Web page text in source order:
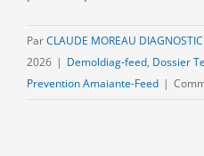
ParCLAUDE MOREAU DIAGNOSTIC
2026 | Demoldiag-feed, Dossier
Prevention Amaiante-Feed |